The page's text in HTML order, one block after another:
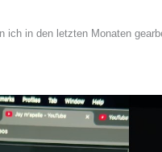
in den letzten Monaten